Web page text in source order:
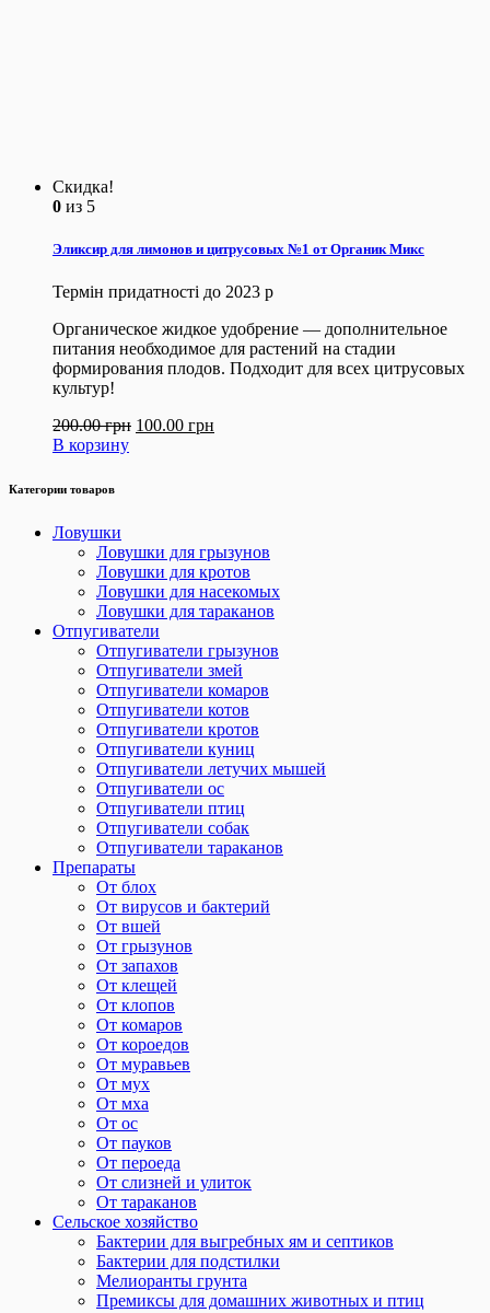
Скидка!
0 из 5
Эликсир для лимонов и цитрусовых №1 от Органик Микс
Термін придатності до 2023 р
Органическое жидкое удобрение — дополнительное
питания необходимое для растений на стадии
формирования плодов. Подходит для всех цитрусовых
культур!
200.00грн 100.00 грн
В корзину
Категории товаров
Ловушки
Ловушки для грызунов
Ловушки для кротов
Ловушки для насекомых
Ловушки для тараканов
Отпугиватели
Отпугиватели грызунов
Отпугиватели змей
Отпугиватели комаров
Отпугиватели котов
Отпугиватели кротов
Отпугиватели куниц
Отпугиватели летучих мышей
Отпугиватели ос
Отпугиватели птиц
Отпугиватели собак
Отпугиватели тараканов
Препараты
От блох
От вирусов и бактерий
От вшей
От грызунов
От запахов
От клещей
От клопов
От комаров
От короедов
От муравьев
От мух
От мха
От ос
От пауков
От пероеда
От слизней и улиток
От тараканов
Сельское хозяйство
Бактерии для выгребных ям и септиков
Бактерии для подстилки
Мелиоранты грунта
Премиксы для домашних животных и птиц